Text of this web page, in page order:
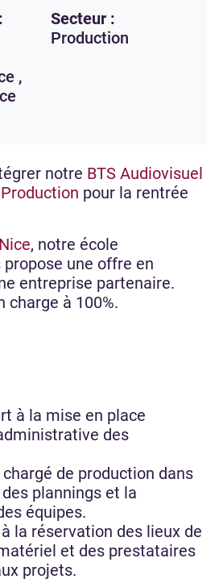
Secteur :
Production
,
notre BTS Audiovisuel
pour la rentrée
, notre école
une offre en
entreprise partenaire.
charge à 100%.
à la mise en place
des
de production dans
des plannings et la
équipes.
la réservation des lieux de
et des prestataires
projets.